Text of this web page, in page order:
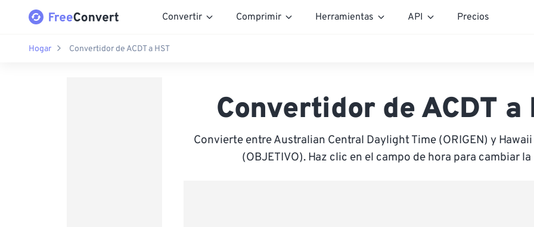
Convertir Comprimir Herramientas API Precios
Hogar Convertidor de ACDT a HST
Convertidor de ACDT a
Convierte entre Australian Central Daylight Time (ORIGEN) y
(OBJETIVO). Haz clic en el campo de hora para cambiar la